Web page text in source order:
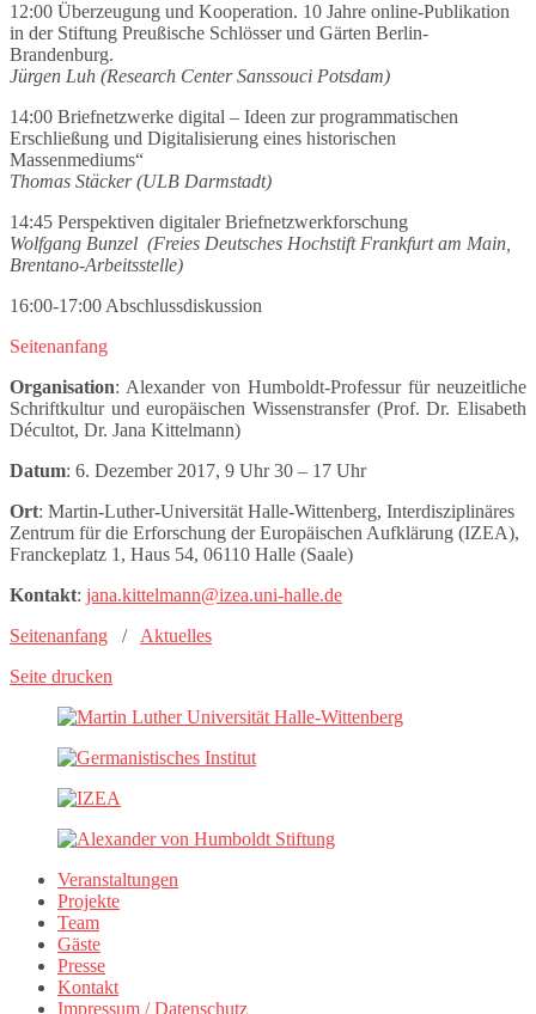
12:00 Überzeugung und Kooperation. 10 Jahre online-Publikation
in der Stiftung Preußische Schlösser und Gärten Berlin-
Brandenburg.
Jürgen Luh (Research Center Sanssouci Potsdam)
14:00 Briefnetzwerke digital – Ideen zur programmatischen
Erschließung und Digitalisierung eines historischen
Massenmediums“
Thomas Stäcker (ULB Darmstadt)
14:45 Perspektiven digitaler Briefnetzwerkforschung
Wolfgang Bunzel (Freies Deutsches Hochstift Frankfurt am Main,
Brentano-Arbeitsstelle)
16:00-17:00 Abschlussdiskussion
Seitenanfang
Organisation: Alexander von Humboldt-Professur für neuzeitliche
Schriftkultur und europäischen Wissenstransfer (Prof. Dr. Elisabeth
Décultot, Dr. Jana Kittelmann)
Datum: 6. Dezember 2017, 9 Uhr 30 – 17 Uhr
Ort: Martin-Luther-Universität Halle-Wittenberg, Interdisziplinäres
Zentrum für die Erforschung der Europäischen Aufklärung (IZEA),
Franckeplatz 1, Haus 54, 06110 Halle (Saale)
Kontakt: jana.kittelmann@izea.uni-halle.de
Seitenanfang / Aktuelles
Seite drucken
Veranstaltungen
Projekte
Team
Gäste
Presse
Kontakt
Impressum / Datenschutz